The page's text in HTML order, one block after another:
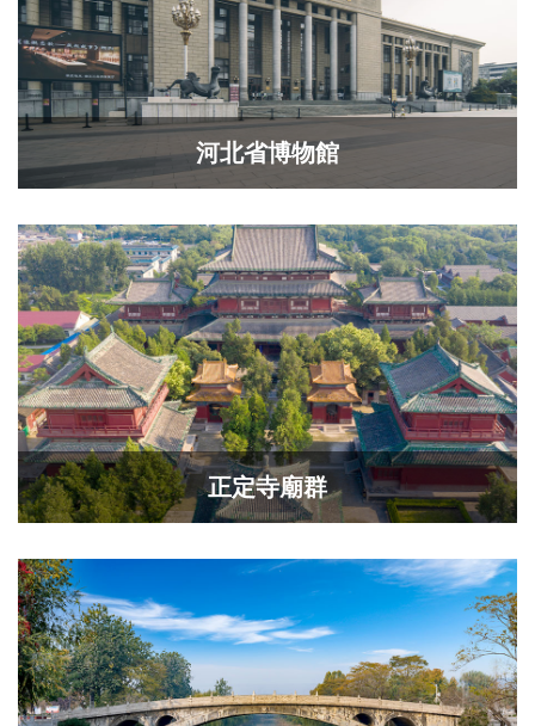
河北省博物館
正定寺廟群